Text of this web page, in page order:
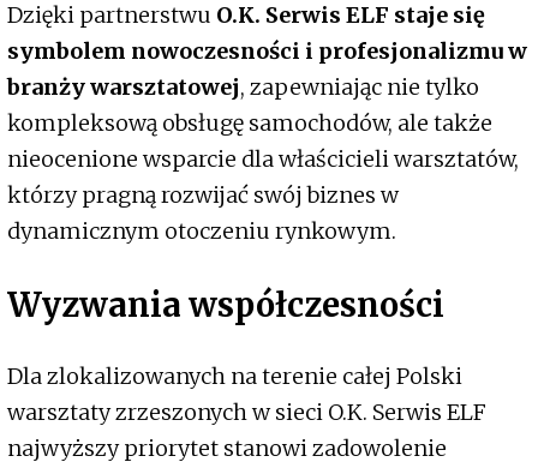
Dzięki partnerstwu O.K. Serwis ELF staje się
symbolem nowoczesności i profesjonalizmu w
branży warsztatowej, zapewniając nie tylko
kompleksową obsługę samochodów, ale także
nieocenione wsparcie dla właścicieli warsztatów,
którzy pragną rozwijać swój biznes w
dynamicznym otoczeniu rynkowym.
Wyzwania współczesności
Dla zlokalizowanych na terenie całej Polski
warsztaty zrzeszonych w sieci O.K. Serwis ELF
najwyższy priorytet stanowi zadowolenie